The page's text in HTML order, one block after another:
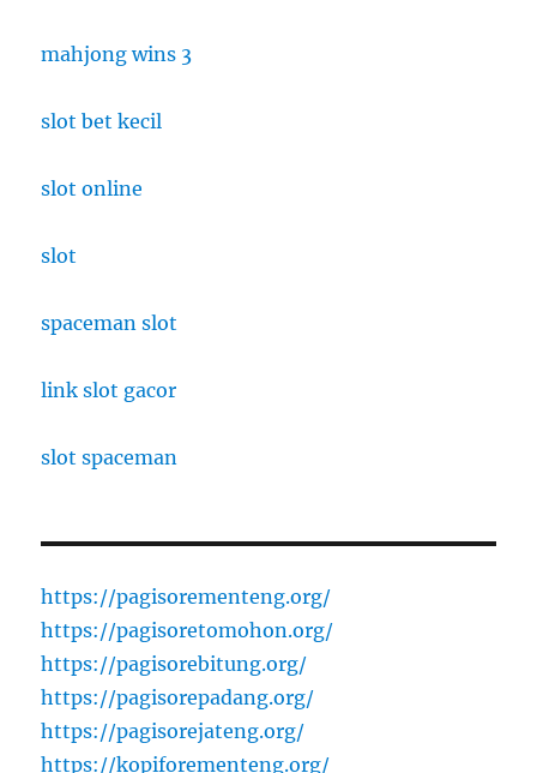
mahjong wins 3
slot bet kecil
slot online
slot
spaceman slot
link slot gacor
slot spaceman
https://pagisorementeng.org/
https://pagisoretomohon.org/
https://pagisorebitung.org/
https://pagisorepadang.org/
https://pagisorejateng.org/
https://kopiforementeng.org/